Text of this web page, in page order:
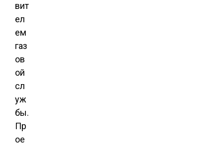
вит
ел
ем
газ
ов
ой
сл
уж
бы.
Пр
ое